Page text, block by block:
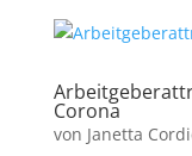
Corona
von Janetta